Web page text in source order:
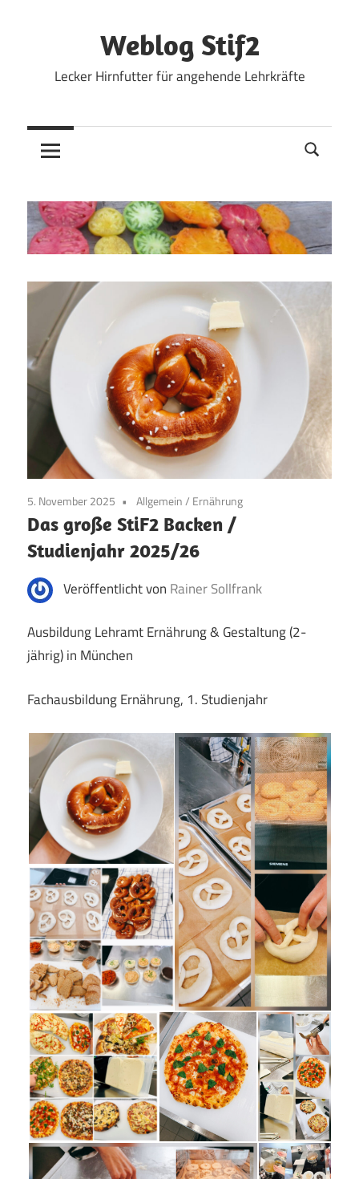
Weblog Stif2
Lecker Hirnfutter für angehende Lehrkräfte
5. November 2025 Allgemein/ Ernährung
Das große StiF2 Backen /
Studienjahr 2025/26
Veröffentlicht von Rainer Sollfrank
Ausbildung Lehramt Ernährung & Gestaltung (2-
jährig) in München
Fachausbildung Ernährung, 1. Studienjahr